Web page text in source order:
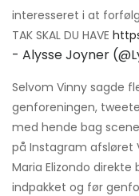
interesseret i at
TAK SKAL DU HAVE
- Alysse Joyner
Selvom Vinny sagde
genforeningen,
med hende bag
på Instagram afsløret
Maria Elizondo
indpakket og før